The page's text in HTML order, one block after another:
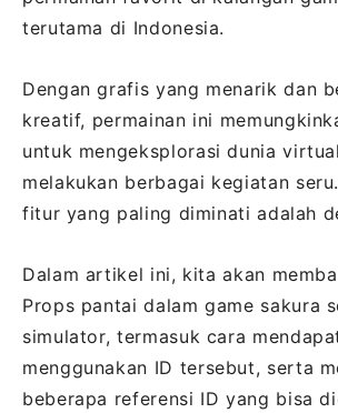
terutama di Indonesia.
Dengan grafis yang menarik dan
kreatif, permainan ini
untuk mengeksplorasi dunia
melakukan berbagai kegiatan
fitur yang paling diminati adalah
Dalam artikel ini, kita akan
Props pantai dalam game sakura
simulator, termasuk cara
menggunakan ID tersebut, serta
beberapa referensi ID yang bisa